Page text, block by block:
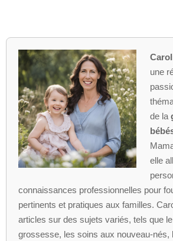
une
de la
elle
connaissances professionnelles pour
pertinents et pratiques aux familles.
articles sur des sujets variés, tels que
grossesse, les soins aux nouveau-nés,